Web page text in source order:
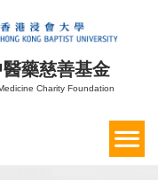
藥慈善基金
Charity Foundation